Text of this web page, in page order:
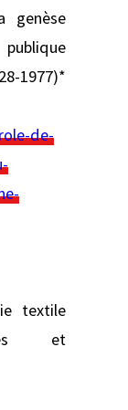
genèse
de-
textile
et